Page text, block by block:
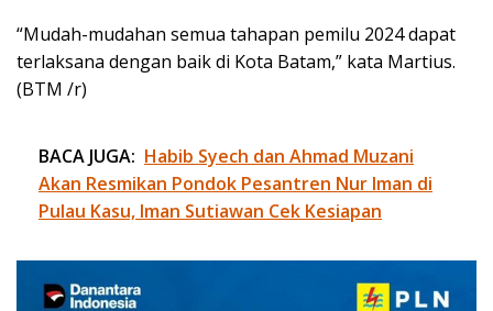
“Mudah-mudahan semua tahapan pemilu 2024 dapat
terlaksana dengan baik di Kota Batam,” kata Martius.
(BTM /r)
BACA JUGA: Habib Syech dan Ahmad Muzani
Akan Resmikan Pondok Pesantren Nur Iman di
Pulau Kasu, Iman Sutiawan Cek Kesiapan